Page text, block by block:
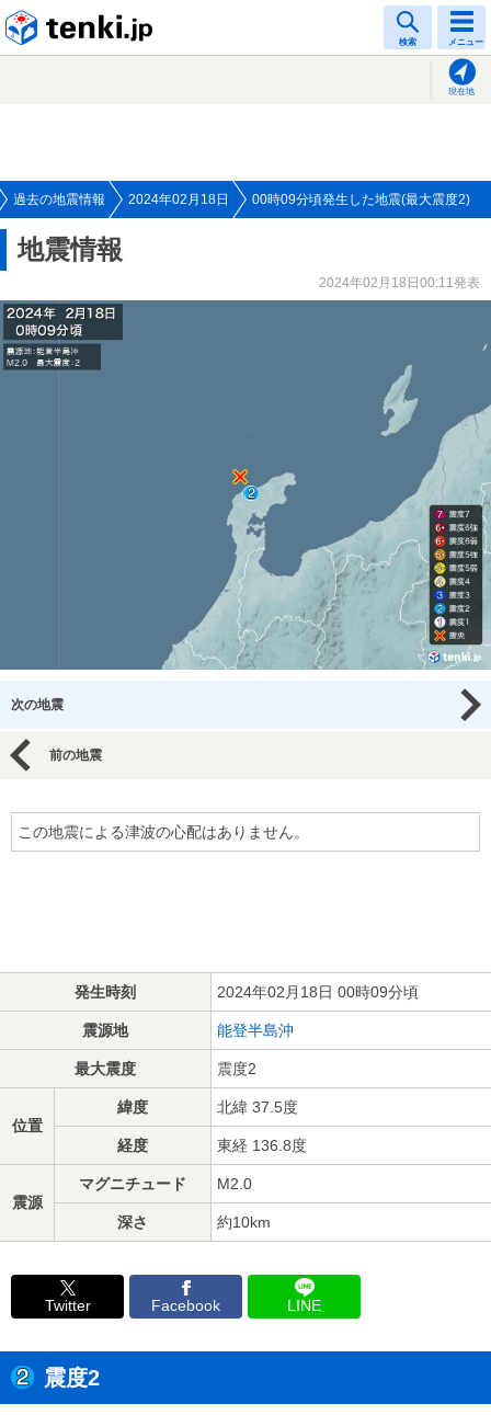
検索 メニュー
現在地
過去の地震情報 2024年02月18日 00時09分頃発生した地震(最大震度2)
地震情報
2024年02月18日00:11発表
次の地震
前の地震
この地震による津波の心配はありません。
発生時刻 2024年02月18日 00時09分頃
震源地 能登半島沖
最大震度 震度2
位置
緯度 北緯 37.5度
経度 東経 136.8度
震源
マグニチュード M2.0
深さ 約10km
Twitter Facebook LINE
震度2